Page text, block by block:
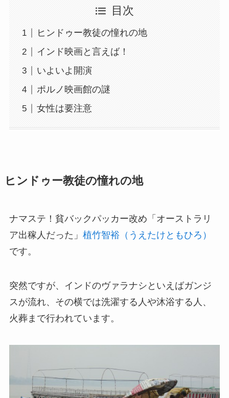
目次
ヒンドゥー教徒の憧れの地
インド映画と言えば！
いよいよ開演
ポルノ映画館の謎
女性は要注意
ヒンドゥー教徒の憧れの地
ナマステ！貧バックパッカー改め「オーストラリ
ア出稼人だった」 植竹智裕（うえたけともひろ）
です。
突然ですが、インドのヴァラナシといえばガンジ
スが流れ、その横では洗濯する人や沐浴する人、
火葬まで行われています。